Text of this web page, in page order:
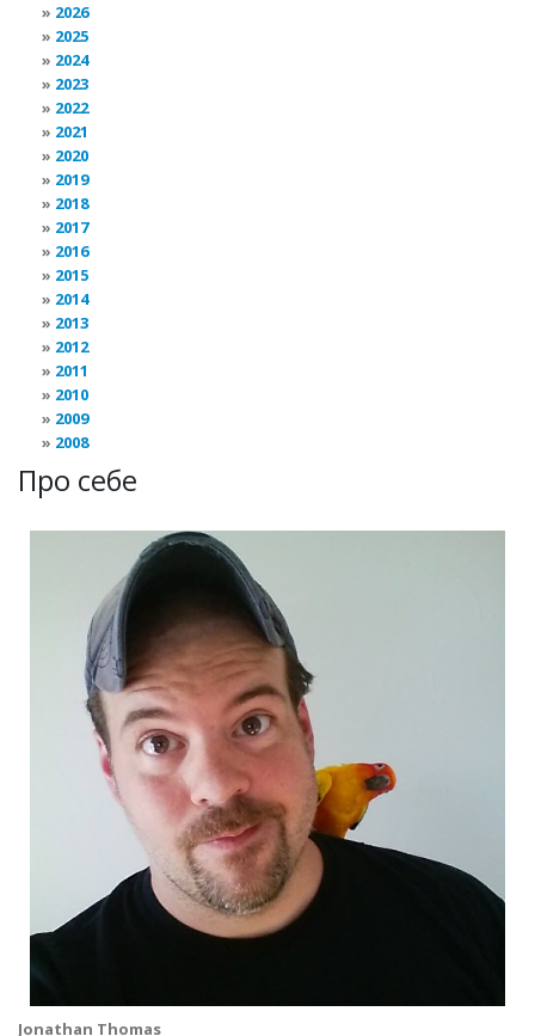
2026
2025
2024
2023
2022
2021
2020
2019
2018
2017
2016
2015
2014
2013
2012
2011
2010
2009
2008
Про себе
Jonathan Thomas